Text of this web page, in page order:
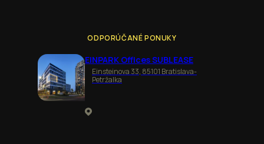
ODPORÚČANÉ PONUKY
EINPARK Offices SUBLEASE
Einsteinova 33, 85101 Bratislava-
Petržalka